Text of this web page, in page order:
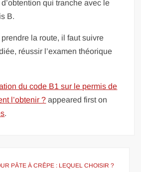
qui tranche avec le
B.
la route, il faut suivre
réussir l’examen théorique
du code B1 sur le permis de
l’obtenir ? appeared first on
.
PÂTE À CRÊPE : LEQUEL CHOISIR ?